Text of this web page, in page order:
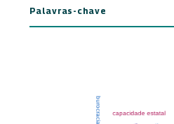
Palavras-chave